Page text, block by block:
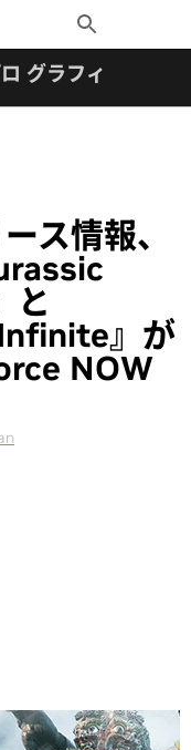
Toggle
Search
グラフィックス
ス情報、
と
』が
NOW